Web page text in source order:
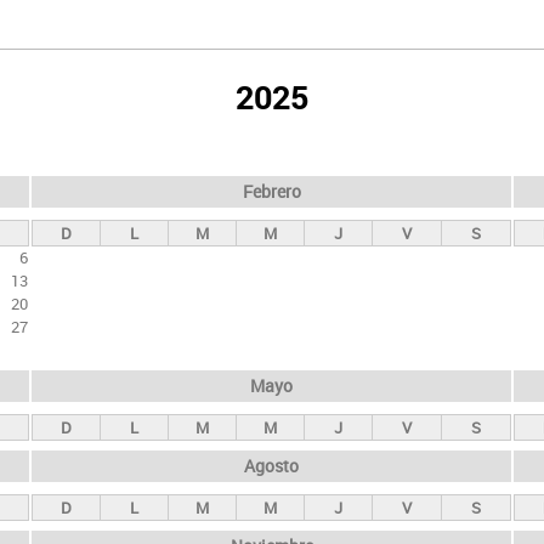
2025
6
13
20
27
Febrero
D L M M J V S
Mayo
D L M M J V S
Agosto
D L M M J V S